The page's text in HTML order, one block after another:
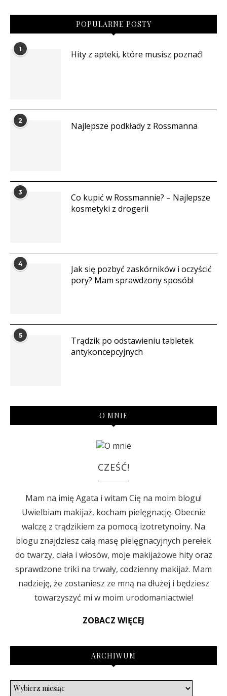
POPULARNE POSTY
1 Hity z apteki, które musisz poznać!
2 Najlepsze podkłady z Rossmanna
3
Co kupić w Rossmannie? – Najlepsze
kosmetyki z drogerii
4
Jak się pozbyć zaskórników i oczyścić
pory? Mam sprawdzony sposób!
5
Trądzik po odstawieniu tabletek
antykoncepcyjnych
O MNIE
CZEŚĆ!
Mam na imię Agata i witam Cię na moim blogu!
Uwielbiam makijaż, kocham pielęgnację. Obecnie
walczę z trądzikiem za pomocą izotretynoiny. Na
blogu znajdziesz całą masę pielęgnacyjnych perełek
do twarzy, ciała i włosów, moje makijażowe hity oraz
sprawdzone triki na trwały, codzienny makijaż. Mam
nadzieję, że zostaniesz ze mną na dłużej i będziesz
towarzyszyć mi w moim urodomaniactwie!
ZOBACZ WIĘCEJ
ARCHIWUM